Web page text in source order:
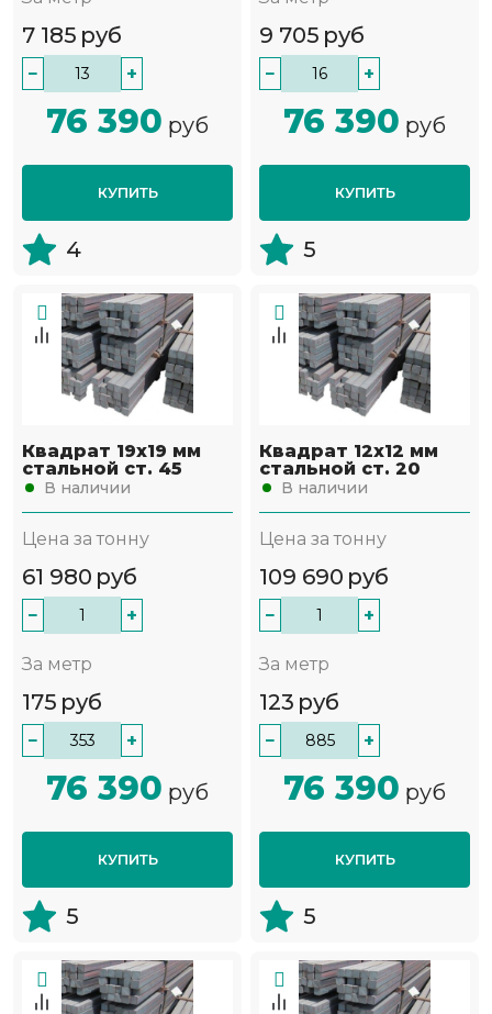
7 185 руб
− +
76 390 руб
КУПИТЬ
4
9 705 руб
− +
76 390 руб
КУПИТЬ
5
Квадрат 19х19 мм
стальной ст. 45
В наличии
Цена за тонну
61 980 руб
− +
За метр
175 руб
− +
76 390 руб
КУПИТЬ
5
Квадрат 12х12 мм
стальной ст. 20
В наличии
Цена за тонну
109 690 руб
− +
За метр
123 руб
− +
76 390 руб
КУПИТЬ
5